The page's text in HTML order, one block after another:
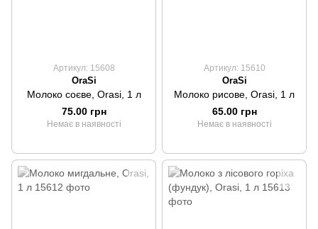
Артикул: 15608
OraSi
Молоко соєве, Orasi, 1 л
75.00 грн
Немає в наявності
Артикул: 15610
OraSi
Молоко рисове, Orasi, 1 л
65.00 грн
Немає в наявності